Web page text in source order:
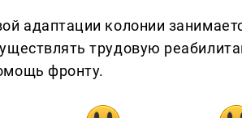
адаптации колонии
трудовую
фронту.